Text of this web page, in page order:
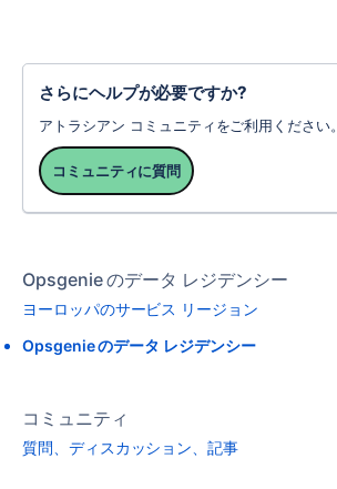
さらにヘルプが必要ですか?
アトラシアン コミュニティをご利用ください。
コミュニティに質問
Opsgenie のデータ レジデンシー
ヨーロッパのサービス リージョン
Opsgenie のデータ レジデンシー
コミュニティ
質問、ディスカッション、記事